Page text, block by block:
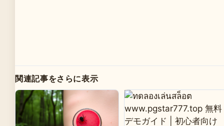
関連記事をさらに表示